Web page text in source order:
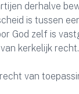
derhalve
is tussen
God zelf is
kerkelijk
van